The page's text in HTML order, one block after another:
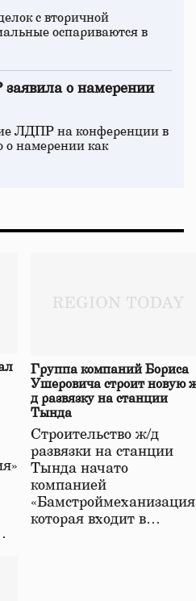
с вторичной
оспариваются в
о намерении
ЛДПР на конференции в
о намерении как
Группа компаний Бориса
Ушеровича строит новую
д развязку на станции
Тында
Строительство ж/д
развязки на станции
Тында начато
компанией
которая входит в…